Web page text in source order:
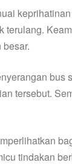
terulang.
bus
tersebut.
tindakan